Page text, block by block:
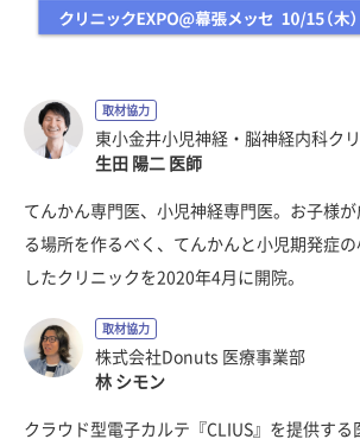
取材協力
東小金井小児神経・脳神経内科ク
生田 陽二 医師
てんかん専門医、小児神経専門医。お子様が
る場所を作るべく、てんかんと小児期発症
したクリニックを2020年4月に開院。
取材協力
株式会社Donuts 医療事業部
林 シモン
クラウド型電子カルテ『CLIUS』を提供する